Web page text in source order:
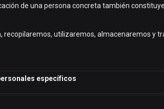
de una persona concreta también
recopilaremos, utilizaremos, almacenaremos y
específicos